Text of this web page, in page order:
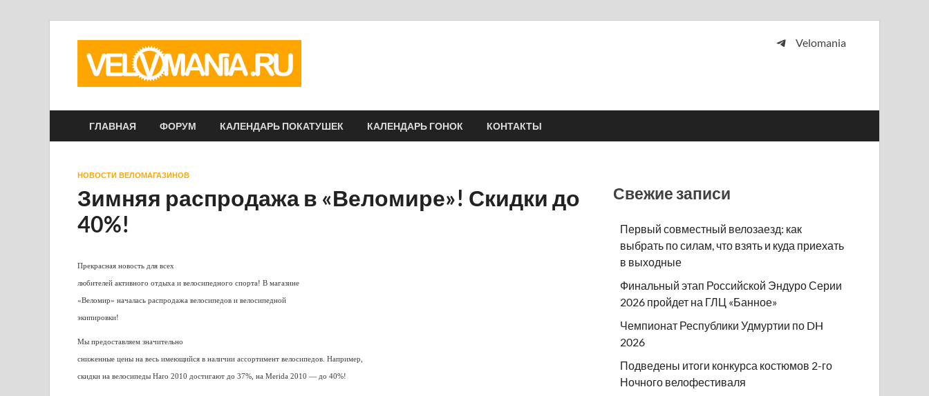
Velomania
ГЛАВНАЯ ФОРУМ КАЛЕНДАРЬ ПОКАТУШЕК КАЛЕНДАРЬ ГОНОК КОНТАКТЫ
НОВОСТИ ВЕЛОМАГАЗИНОВ
Зимняя распродажа в «Веломире»! Скидки до
40%!
Прекрасная новость для всех
любителей активного отдыха и велосипедного спорта! В магазине
«Веломир» началась распродажа велосипедов и велосипедной
экипировки!
Мы предоставляем значительно
сниженные цены на весь имеющийся в наличии ассортимент велосипедов. Например,
скидки на велосипеды Haro 2010 достигают до 37%, на Merida 2010 — до 40%!
Свежие записи
Первый совместный велозаезд: как
выбрать по силам, что взять и куда приехать
в выходные
Финальный этап Российской Эндуро Серии
2026 пройдет на ГЛЦ «Банное»
Чемпионат Республики Удмуртии по DH
2026
Подведены итоги конкурса костюмов 2-го
Ночного велофестиваля